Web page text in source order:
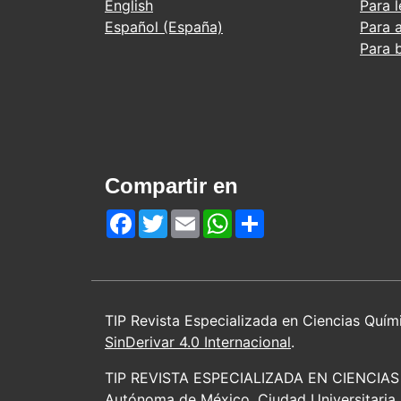
English
Español (España)
Para
Para
Para
Compartir en
Facebook
TwitterEmailWhatsApp
TIP Revista Especializada en Ciencias
SinDerivar 4.0 Internacional.
TIP REVISTA ESPECIALIZADA EN